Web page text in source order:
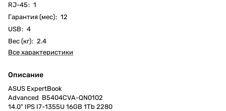
RJ-45: 1
Гарантия (мес): 12
USB: 4
Вес (кг): 2.4
Все характеристики
Описание
ASUS ExpertBook
Advanced B5404CVA-QN0102
14.0" IPS I7-1355U 16GB 1Tb 2280